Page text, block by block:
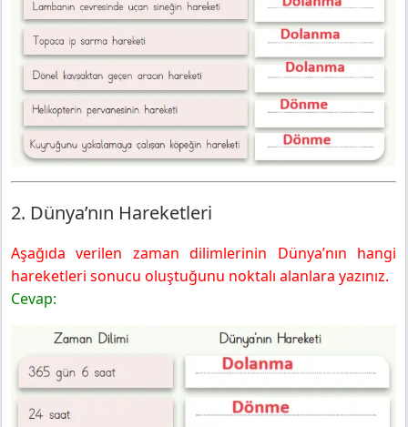
2. Dünya’nın Hareketleri
Aşağıda verilen zaman dilimlerinin Dünya’nın hangi
hareketleri sonucu oluştuğunu noktalı alanlara yazınız.
Cevap: